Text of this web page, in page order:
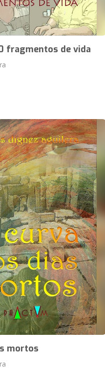
fragmentos de vida
mortos